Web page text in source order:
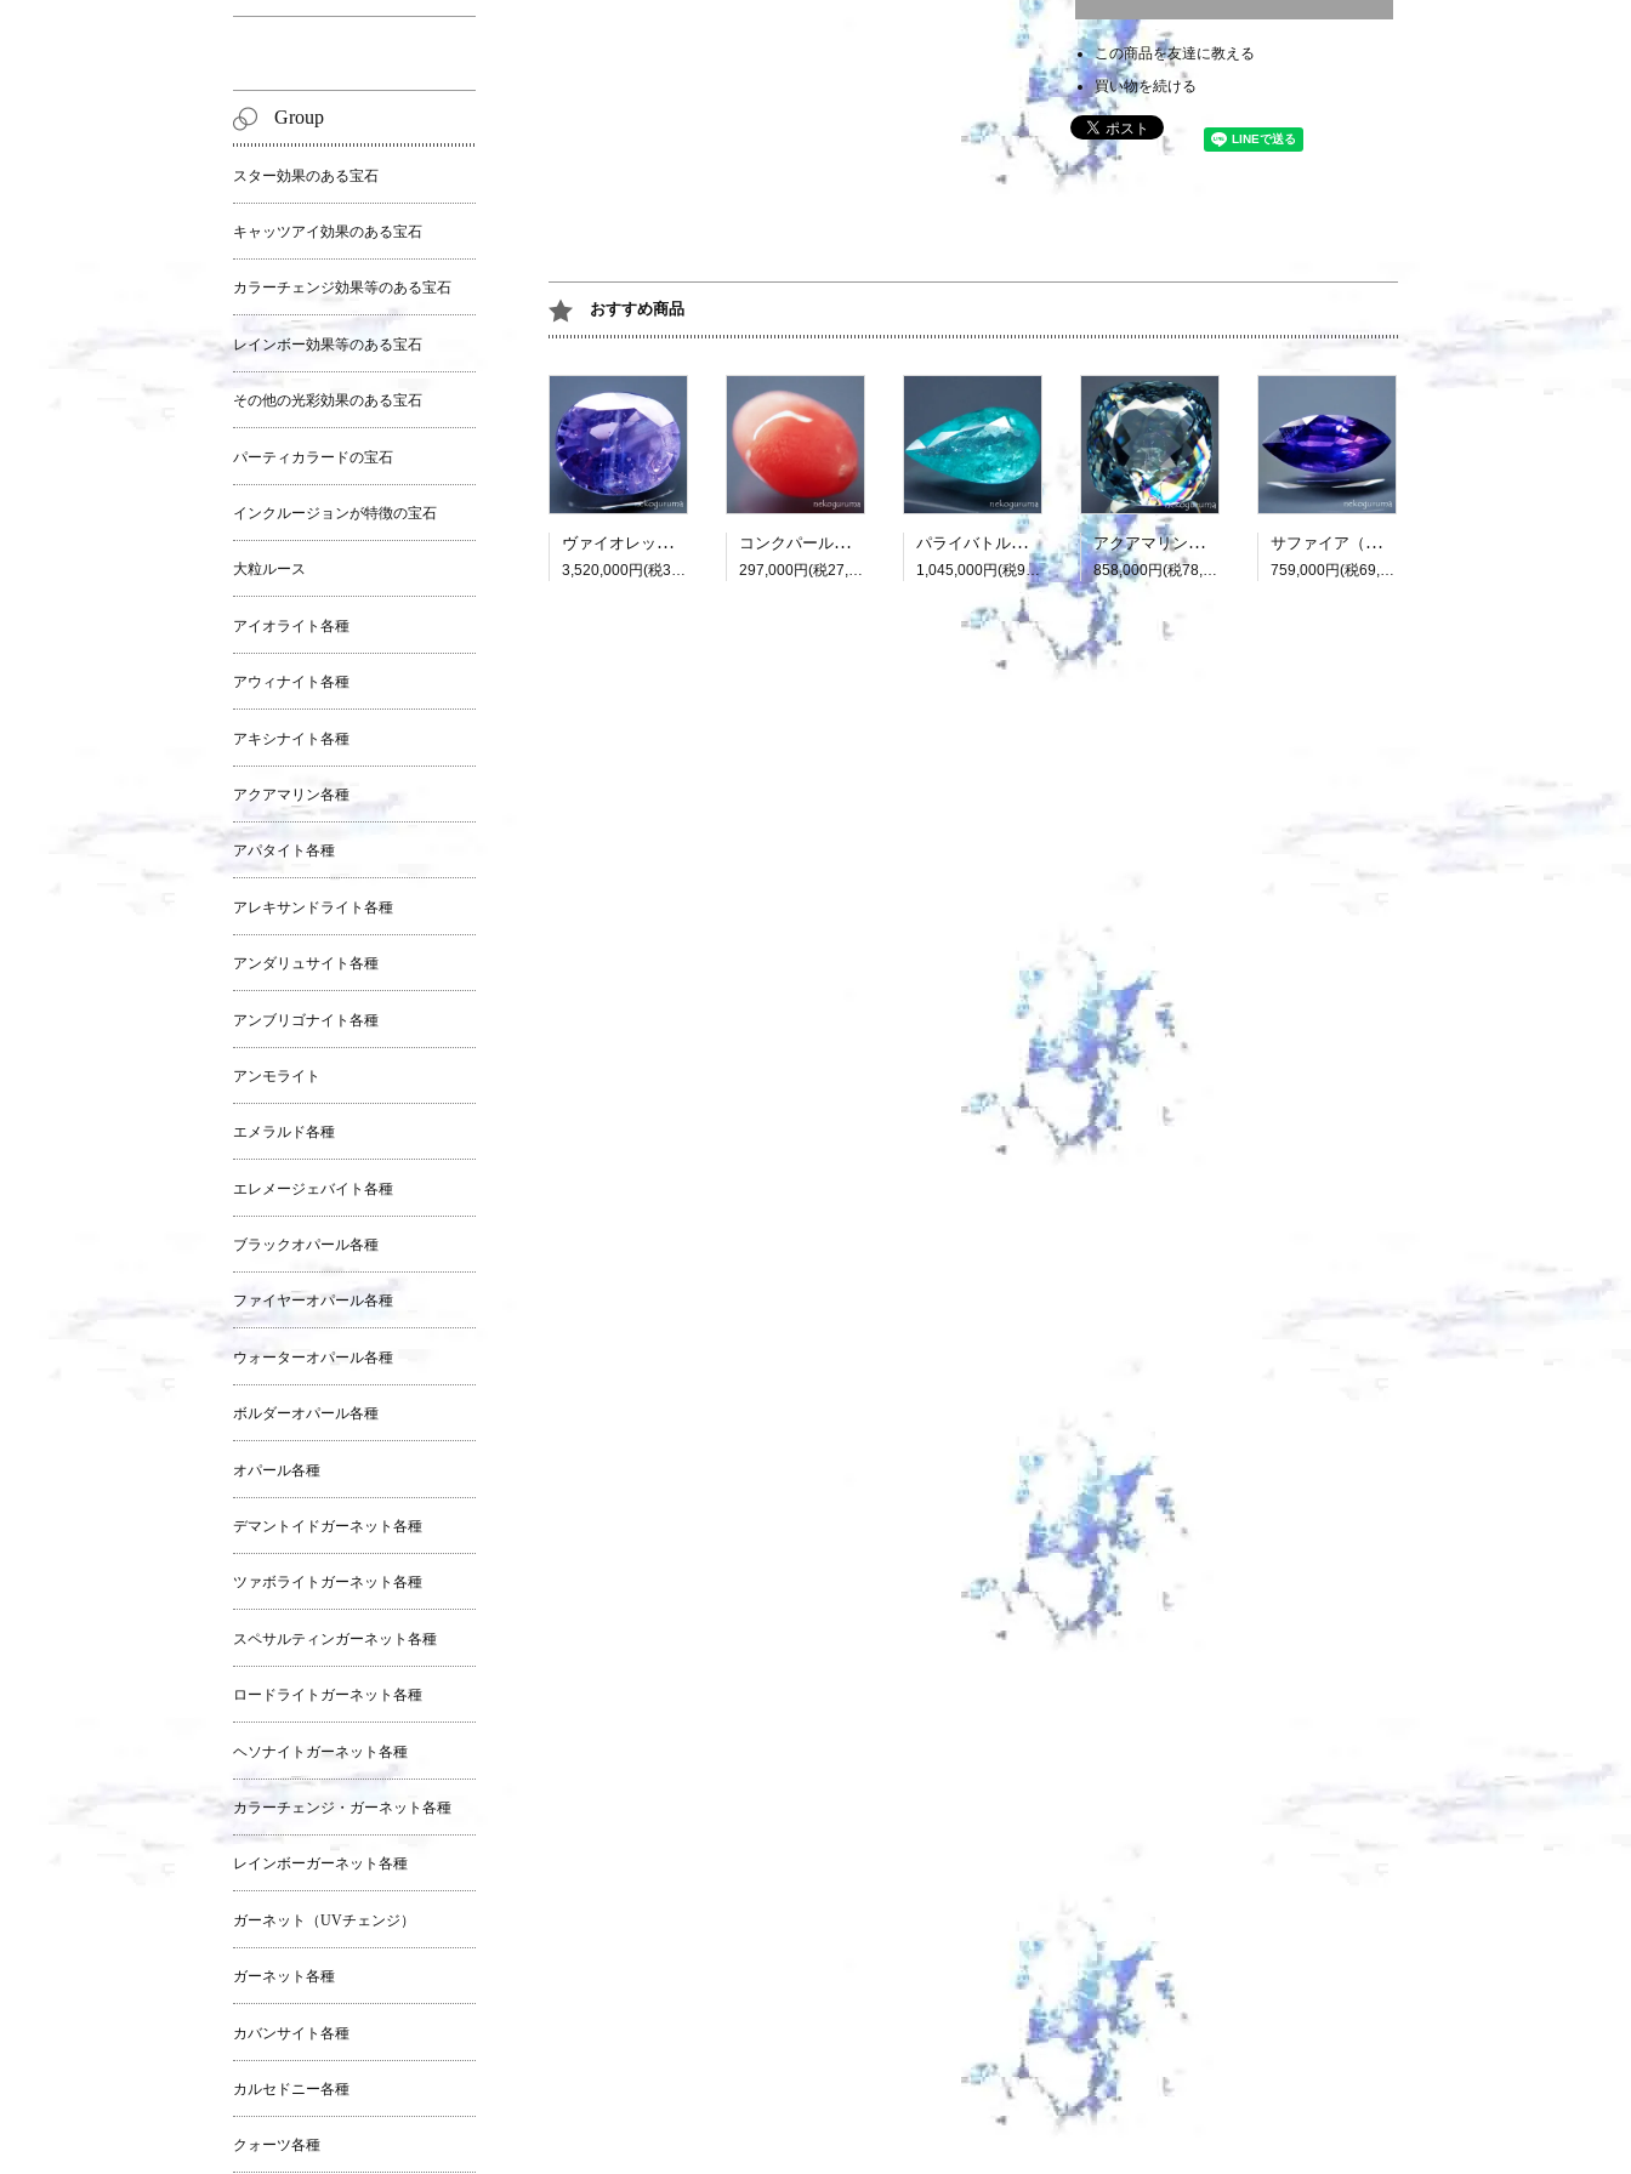
この商品を友達に教える
買い物を続ける
おすすめ商品
ヴァイオレットサファイア：7.418ct（非加熱：中宝研鑑別書付属）
3,520,000円(税320,000円)
コンクパール：0.990ct（中央宝石研究所鑑別書付属）
297,000円(税27,000円)
パライバトルマリン：3.482ct（中央宝石研究所鑑別書付属）
1,045,000円(税95,000円)
アクアマリン（光彩効果）：15.893ct（中央宝石研究所鑑別書付属）
858,000円(税78,000円)
サファイア（パーティカラード）：2.136ct（非加熱：中宝研鑑別書付属）
759,000円(税69,000円)
Group
スター効果のある宝石
キャッツアイ効果のある宝石
カラーチェンジ効果等のある宝石
レインボー効果等のある宝石
その他の光彩効果のある宝石
パーティカラードの宝石
インクルージョンが特徴の宝石
大粒ルース
アイオライト各種
アウィナイト各種
アキシナイト各種
アクアマリン各種
アパタイト各種
アレキサンドライト各種
アンダリュサイト各種
アンブリゴナイト各種
アンモライト
エメラルド各種
エレメージェバイト各種
ブラックオパール各種
ファイヤーオパール各種
ウォーターオパール各種
ボルダーオパール各種
オパール各種
デマントイドガーネット各種
ツァボライトガーネット各種
スペサルティンガーネット各種
ロードライトガーネット各種
ヘソナイトガーネット各種
カラーチェンジ・ガーネット各種
レインボーガーネット各種
ガーネット（UVチェンジ）
ガーネット各種
カバンサイト各種
カルセドニー各種
クォーツ各種